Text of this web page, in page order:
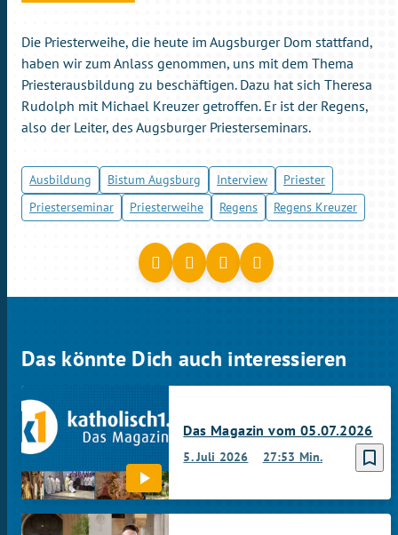
Die Priesterweihe, die heute im Augsburger Dom stattfand,
haben wir zum Anlass genommen, uns mit dem Thema
Priesterausbildung zu beschäftigen. Dazu hat sich Theresa
Rudolph mit Michael Kreuzer getroffen. Er ist der Regens,
also der Leiter, des Augsburger Priesterseminars.
Ausbildung Bistum Augsburg Interview
Priester
Priesterseminar
Priesterweihe Regens Regens Kreuzer
Das könnte Dich auch interessieren
bookmark_border
5. Juli 2026 27:53 Min.
Das Magazin vom 05.07.2026